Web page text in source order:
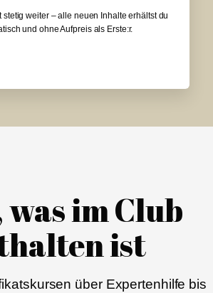
stetig weiter – alle neuen Inhalte erhältst du
und ohne Aufpreis als Erste:r.
im Club
ist
über Expertenhilfe bis